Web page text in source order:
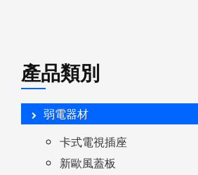
產品類別
弱電器材
卡式電視插座
新歐風蓋板